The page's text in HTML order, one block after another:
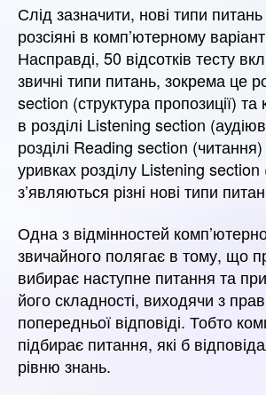
Слід зазначити, нові типи
розсіяні в комп’ютерному
Насправді, 50 відсотків тесту
звичні типи питань, зокрема це
section (структура пропозиції) та
в розділі Listening section
розділі Reading section
уривках розділу Listening
з’являються різні нові типи
Одна з відмінностей
звичайного полягає в тому, що
вибирає наступне питання та
його складності, виходячи з
попередньої відповіді. Тобто
підбирає питання, які б
рівню знань.